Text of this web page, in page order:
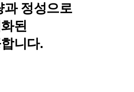
과 정성으로
된
니다.